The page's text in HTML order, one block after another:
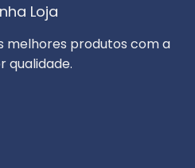
Loja
melhores produtos com a
qualidade.